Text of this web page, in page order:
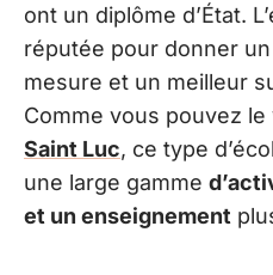
ont un diplôme d’État.
réputée pour donner
mesure et un meilleur
Comme vous pouvez le
Saint Luc, ce type
une large gamme
et un enseignement